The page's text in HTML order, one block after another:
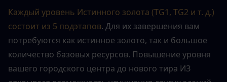
Каждый уровень Истинного золота (TG1, TG2 и т. д.)
состоит из 5 подэтапов. Для их завершения вам
потребуются как истинное золото, так и большое
количество базовых ресурсов. Повышение уровня
вашего городского центра до нового тира ИЗ